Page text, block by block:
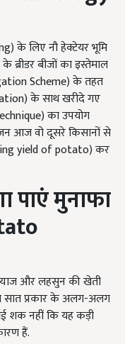
के लिए नौ हेक्टेयर भूमि
ब्रीडर बीजों का इस्तेमाल
Scheme) के तहत
के साथ खरीदे गए
का उपयोग
आज वो दूसरे किसानों से
yield of potato) कर
पाएं मुनाफा
और लहसुन की खेती
सात प्रकार के अलग-अलग
शक नहीं कि यह कड़ी
हैं.